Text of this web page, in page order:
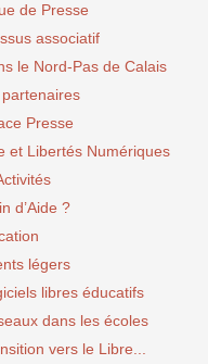
de Presse
associatif
le Nord-Pas de Calais
partenaires
Presse
et Libertés Numériques
d’Aide ?
légers
libres éducatifs
dans les écoles
vers le Libre...